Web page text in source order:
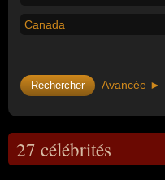
Canada
Avancée ►
27 célébrités